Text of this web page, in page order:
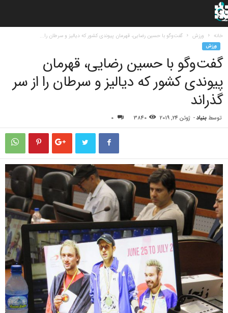
خانه ورزش گفت‌و‌گو با حسین رضایی، قهرمان پیوندی کشور که دیالیز و سرطان را...
ورزش
گفت‌و‌گو با حسین رضایی، قهرمان
پیوندی کشور که دیالیز و سرطان را از سر
گذراند
توسط بنیاد- ژوئن 24, 2019 3840
0